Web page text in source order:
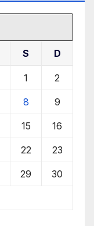
S D
1 2
8 9
15 16
22 23
29 30